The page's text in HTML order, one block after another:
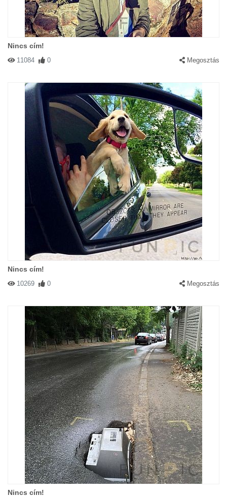
Nincs cím!
11084 0 Megosztás
Nincs cím!
10269 0 Megosztás
Nincs cím!